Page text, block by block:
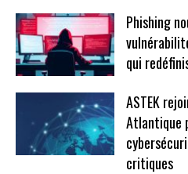
Phishing
qui
ASTEK
Atlantique
critiques